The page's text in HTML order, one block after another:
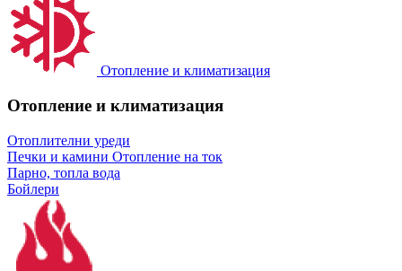
Отопление и климатизация
Отопление и климатизация
Отоплителни уреди
Печки и камини Отопление на ток
Парно, топла вода
Бойлери